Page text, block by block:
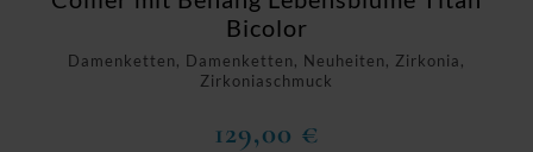
Damenketten, Damenketten, Neuheiten, Zirkonia,
Zirkoniaschmuck
Bicolor
129,00 €